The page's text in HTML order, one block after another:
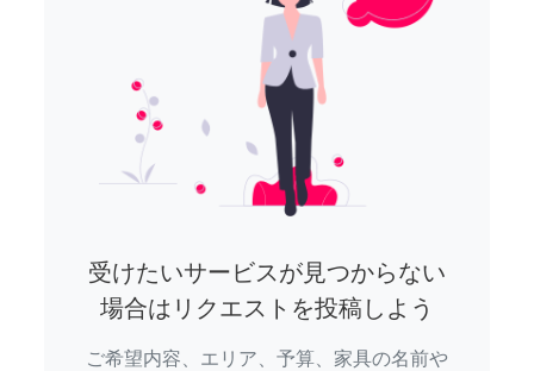
受けたいサービスが見つからない
場合はリクエストを投稿しよう
ご希望内容、エリア、予算、家具の名前や